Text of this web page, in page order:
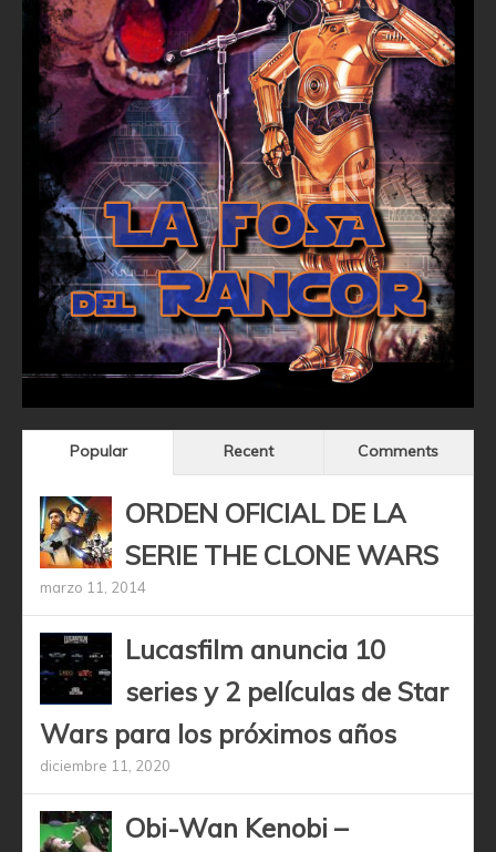
Popular Recent Comments
ORDEN OFICIAL DE LA
SERIE THE CLONE WARS
marzo 11, 2014
Lucasfilm anuncia 10
series y 2 películas de Star
Wars para los próximos años
diciembre 11, 2020
Obi-Wan Kenobi –